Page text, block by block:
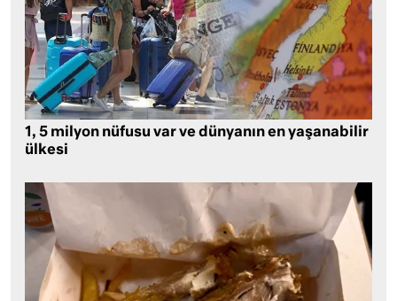
1, 5 milyon nüfusu var ve dünyanın en yaşanabilir
ülkesi